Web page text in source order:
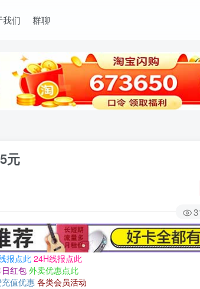
我们 群聊
元
报点此 24H线报点此
红包外卖优惠点此
值优惠 各类会员活动